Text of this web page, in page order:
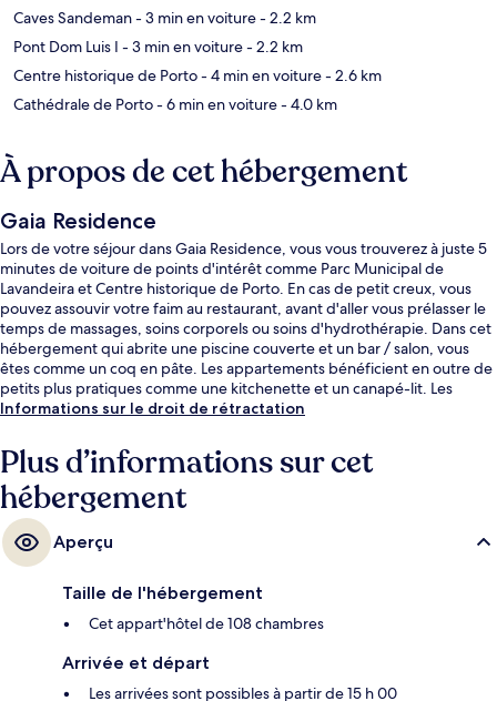
Caves Sandeman- 3 min en voiture- 2.2 km
Pont Dom Luis I - 3 min en voiture- 2.2 km
Centre historique de Porto- 4 min en voiture- 2.6 km
Cathédrale de Porto- 6 min en voiture- 4.0 km
À propos de cet hébergement
Gaia Residence
Lors de votre séjour dans Gaia Residence, vous vous trouverez à juste 5
minutes de voiture de points d'intérêt comme Parc Municipal de
Lavandeira et Centre historique de Porto. En cas de petit creux, vous
pouvez assouvir votre faim au restaurant, avant d'aller vous prélasser le
temps de massages, soins corporels ou soins d'hydrothérapie. Dans cet
hébergement qui abrite une piscine couverte et un bar / salon, vous
êtes comme un coq en pâte. Les appartements bénéficient en outre de
petits plus pratiques comme une kitchenette et un canapé-lit. Les
autres voyageurs ne disent que du bien en ce qui concerne le
distance à pied des transports publics : Station de métro João de Deus
se trouve à 13 min et Station de métro D. João II, à 13 min.
Informations sur le droit de rétractation
Plus d’informations sur cet
hébergement
Aperçu
Taille de l'hébergement
Cet appart'hôtel de 108 chambres
Arrivée et départ
Les arrivées sont possibles à partir de 15 h 00